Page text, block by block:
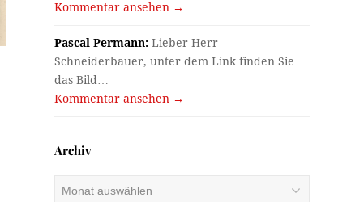
Kommentar ansehen →
Pascal Permann: Lieber Herr
Schneiderbauer, unter dem Link finden Sie
das Bild…
Kommentar ansehen →
Archiv